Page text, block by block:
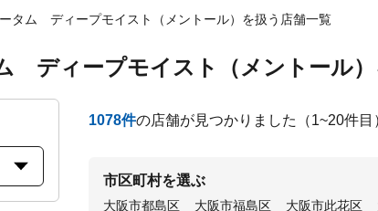
タム ディープモイスト（メントール）を扱う店舗一覧
ディープモイスト（メントール
1078件の店舗が見つかりました （1~20件目
市区町村を選ぶ
大阪市都島区 大阪市福島区 大阪市此花区